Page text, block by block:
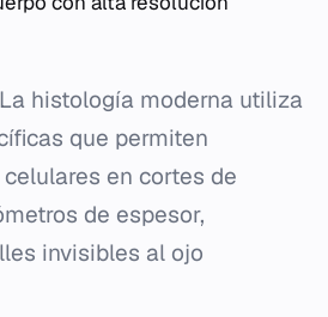
La histología moderna utiliza
que permiten
en cortes de
de espesor,
invisibles al ojo